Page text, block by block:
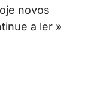
novos
a ler »